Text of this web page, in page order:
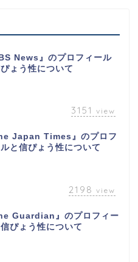
News』のプロフィール
ょう性について
3151 view
Japan Times』のプロフ
ルと信ぴょう性について
2198 view
Guardian』のプロフィー
ぴょう性について